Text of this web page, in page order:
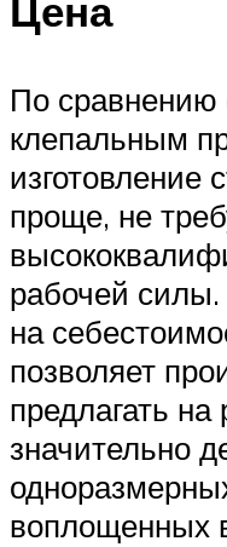
Цена
По
клепальным
изготовление
проще, не
рабочей силы.
на
позволяет
предлагать на
значительно
воплощенных